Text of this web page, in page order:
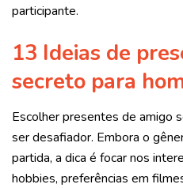
participante.
13 Ideias de
secreto para
Escolher presentes de amigo
ser desafiador. Embora o
partida, a dica é focar nos
hobbies, preferências em